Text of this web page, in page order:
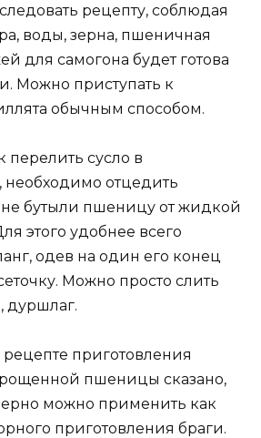
рецепту, соблюдая
воды, зерна, пшеничная
для самогона будет готова
Можно приступать к
обычным способом.
перелить сусло в
необходимо отцедить
бутыли пшеницу от жидкой
этого удобнее всего
одев на один его конец
Можно просто слить
дуршлаг.
приготовления
пшеницы сказано,
можно применить как
приготовления браги.